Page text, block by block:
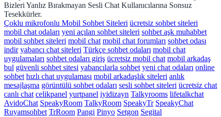
Bizleri Yanlız Bırakmayan Sesli Chat Kullanıcılarına Sonsuz
Tesekkürler.
Çoklu mikrofonlu Mobil Sohbet Siteleri ücretsiz sohbet siteleri
mobil chat odaları yeni açılan sohbet siteleri sohbet aşk muhabbet
mobil sohbet siteleri mobil chat mobil chat forumları sohbet odası
indir yabancı chat siteleri Türkçe sohbet odaları mobil chat
uygulamaları sohbet odaları giriş ücretsiz mobil chat mobil arkadaş
bul güvenli sohbet sitesi yabancılarla sohbet yeni chat odaları online
sohbet hızlı chat uygulaması mobil arkadaşlık siteleri anlık
mesajlaşma görüntülü sohbet odaları sesli sohbet siteleri ücretsiz chat
canlı chat celikpanel yurtpanel iyidizayn Talkyrooms lifetalkchat
AvidoChat SpeakyRoom TalkyRoom SpeakyTr SpeakyChat
Ruyamsohbet TrRoom Pangi Pinyo Setgon Segital